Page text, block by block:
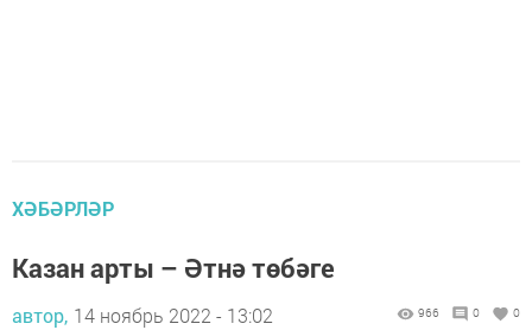
ХӘБӘРЛӘР
Казан арты – Әтнә төбәге
автор, 14 ноябрь 2022 - 13:02 966 0 0